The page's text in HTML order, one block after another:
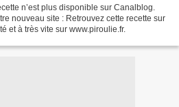
n’est plus disponible sur Canalblog.
nouveau site : Retrouvez cette recette sur
et à très vite sur www.piroulie.fr.